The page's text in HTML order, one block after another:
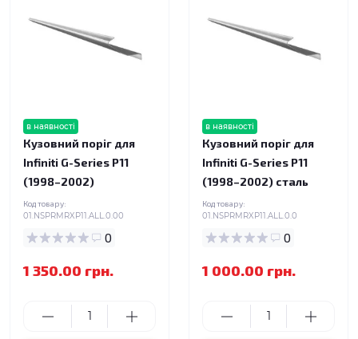
в наявності
Кузовний поріг для
Infiniti G-Series P11
(1998–2002)
Код товару:
01.NSPRMRXP11.ALL.0.00
0
1 350.00 грн.
в наявності
Кузовний поріг для
Infiniti G-Series P11
(1998–2002) сталь
Код товару:
01.NSPRMRXP11.ALL.0.0
0
1 000.00 грн.